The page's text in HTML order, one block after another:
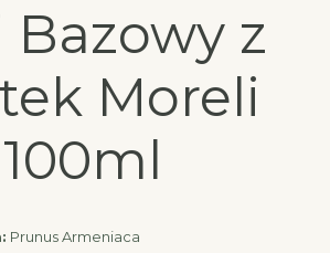
Bazowy z
Moreli
100ml
Prunus Armeniaca